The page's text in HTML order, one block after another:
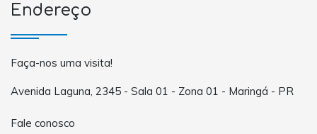
Endereço
Faça-nos uma visita!
Avenida Laguna, 2345 - Sala 01 - Zona 01 - Maringá - PR
Fale conosco